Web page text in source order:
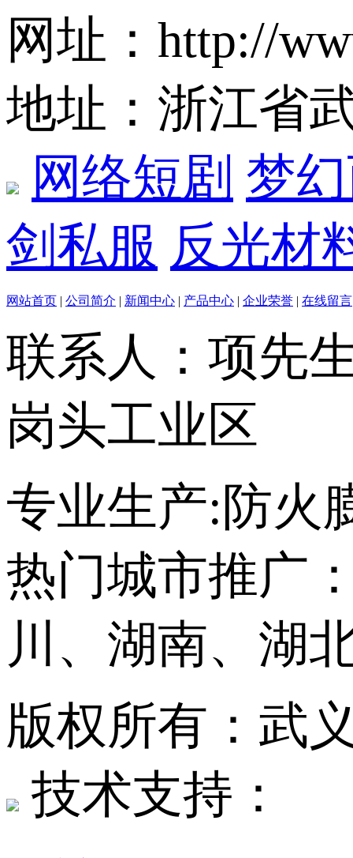
网址：http://
地址：浙江省
网络短剧 梦
剑私服 反光材
网站首页 | 公司简介 | 新闻中心 | 产品中心 | 企业荣誉 | 在线留言
联系人：项先
岗头工业区
专业生产:防火
热门城市推广
川、湖南、湖
版权所有：武
技术支持：